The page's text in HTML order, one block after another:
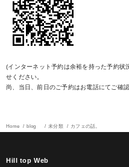
(インターネット予約は余裕を持った予約状
せください。
尚、当日、前日のご予約はお電話にてご確
Home blog 未分類 カフェの話。
Hill top Web